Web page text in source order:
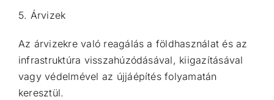
5. Árvizek
Az árvizekre való reagálás a földhasználat és az
infrastruktúra visszahúzódásával, kiigazításával
vagy védelmével az újjáépítés folyamatán
keresztül.